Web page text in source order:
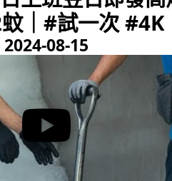
｜#試一次 #4K
2024-08-15